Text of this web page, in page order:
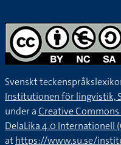
Svenskt
Institutionen för lingvistik,
under aCreative
DelaLika 4.0 Internationell
athttps://www.su.se/